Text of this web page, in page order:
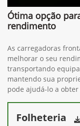
Ótima opção
rendimento
As carregadoras
melhorar o seu
transportando
mantendo sua
pode ajudá-lo a
Folheteria